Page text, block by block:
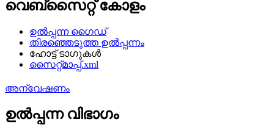
വെബ്‌സൈറ്റ് കോളം
ഉൽപ്പന്ന ഗൈഡ്
തിരഞ്ഞെടുത്ത ഉൽപ്പന്നം
ഹോട്ട് ടാഗുകൾ
സൈറ്റ്മാപ്പ്.xml
അന്വേഷണം
ഉൽപ്പന്ന വിഭാഗം